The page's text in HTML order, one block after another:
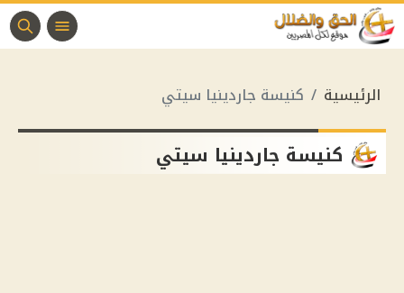
الرئيسية كنيسة جاردينيا سيتي
كنيسة جاردينيا سيتي